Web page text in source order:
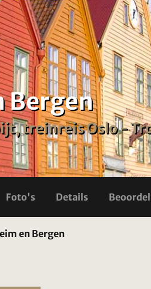
Bergen
treinreis Oslo -
Foto's Details
en Bergen